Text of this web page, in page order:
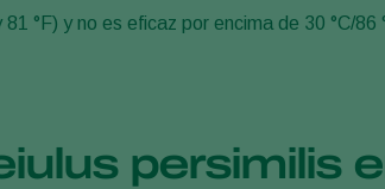
°F) y no es eficaz por encima de 30 °C/86
persimilis